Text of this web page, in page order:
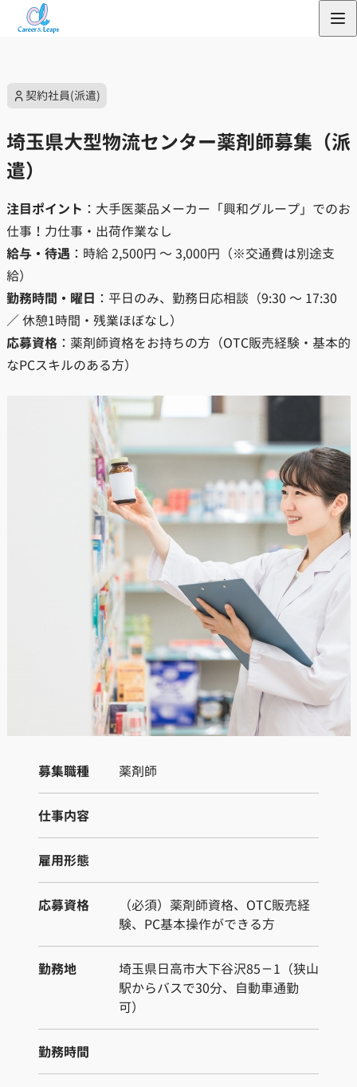
キ
プ
契約社員(派遣)
埼玉県大型物流センター薬剤師募集（派
遣）
注目ポイント ：大手医薬品メーカー「興和グループ」でのお
仕事！力仕事・出荷作業なし
給与・待遇 ：時給 2,500円 〜 3,000円（※交通費は別途支
給）
勤務時間・曜日 ：平日のみ、勤務日応相談（9:30 〜 17:30
／ 休憩1時間・残業ほぼなし）
応募資格 ：薬剤師資格をお持ちの方（OTC販売経験・基本的
なPCスキルのある方）
募集職種 薬剤師
仕事内容
雇用形態
応募資格
（必須）薬剤師資格、OTC販売経
験、PC基本操作ができる方
勤務地
埼玉県日高市大下谷沢85－1（狭山
駅からバスで30分、自動車通勤
可）
勤務時間